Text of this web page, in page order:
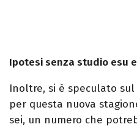
Ipotesi senza studio esu
Inoltre, si è speculato
per questa nuova
sei, un numero che